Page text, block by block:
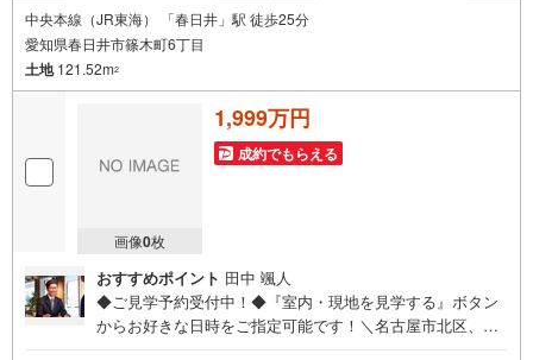
中央本線（JR東海） 「春日井」駅 徒歩25分
愛知県春日井市篠木町6丁目
土地121.52m2
画像0枚
1,999万円
成約でもらえる
おすすめポイント 田中 颯人
◆ご見学予約受付中！◆『室内・現地を見学する』ボタン
からお好きな日時をご指定可能です！＼名古屋市北区、守